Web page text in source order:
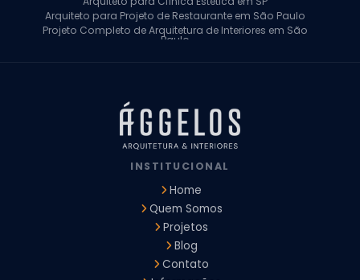
Arquiteto para Projeto de Restaurante em São Paulo
Projeto Completo de Arquitetura de Interiores em São
Paulo
Arquiteto para Projeto Comercial em São Paulo
Arquiteto Comercial
Arquiteto para Reforma de Apartamento
Arquiteto para Reforma Residencial
Arquitetura para Reforma de Casas
Design de Interiores Apartamentos
Design de Interiores Residencial
Empresa de Arquitetura e Design
Empresas de Arquitetura e Design de Interiores
Escritório de Design de Interiores
Projeto Executivo Arquitetura
Arquitetura Institucional
INSTITUCIONAL
Home
Quem Somos
Projetos
Blog
Contato